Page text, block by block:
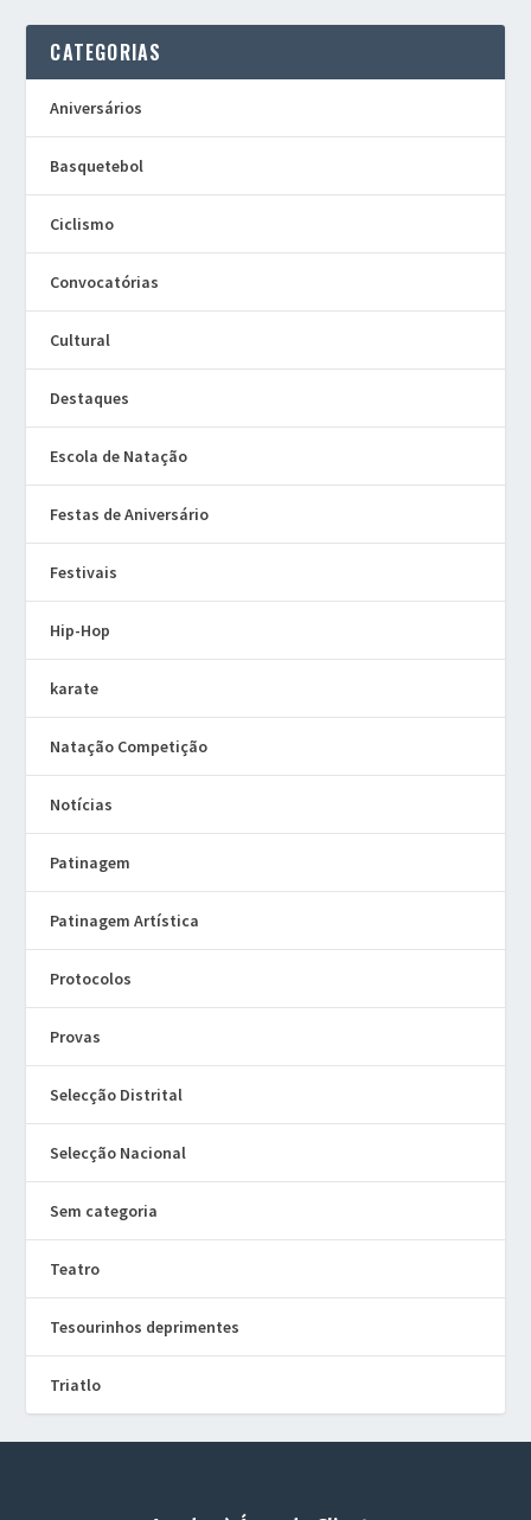
CATEGORIAS
Aniversários
Basquetebol
Ciclismo
Convocatórias
Cultural
Destaques
Escola de Natação
Festas de Aniversário
Festivais
Hip-Hop
karate
Natação Competição
Notícias
Patinagem
Patinagem Artística
Protocolos
Provas
Selecção Distrital
Selecção Nacional
Sem categoria
Teatro
Tesourinhos deprimentes
Triatlo